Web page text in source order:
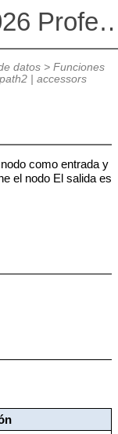
Altova MapForce
datos> Funciones
| accessors
como entrada y
el nodo El salida es